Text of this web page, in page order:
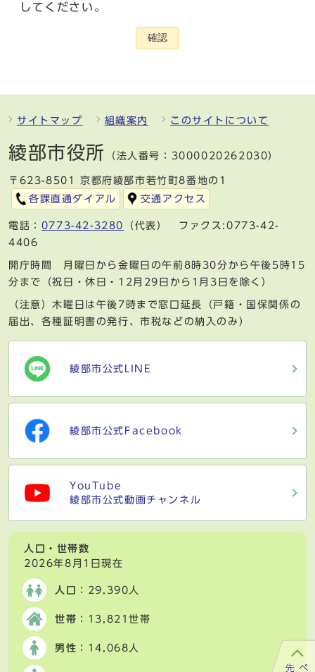
してください。
確認
サイトマップ 組織案内 このサイトについて
綾部市役所 （法人番号：3000020262030）
〒623-8501 京都府綾部市若竹町8番地の1
各課直通ダイアル
交通アクセス
電話： 0773-42-3280
（代表） ファクス:0773-42-
4406
開庁時間 月曜日から金曜日の午前8時30分から午後5時15
分まで（祝日・休日・12月29日から1月3日を除く）
（注意）木曜日は午後7時まで窓口延長（戸籍・国保関係の
届出、各種証明書の発行、市税などの納入のみ）
綾部市公式LINE
綾部市公式Facebook
YouTube
綾部市公式動画チャンネル
人口・世帯数
2026年8月1日現在
人口 ：29,390人
世帯 ：13,821世帯
男性 ：14,068人